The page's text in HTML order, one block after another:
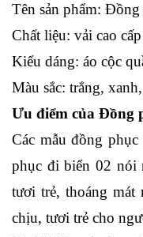
Tên sản phẩm:
Chất liệu: vải cao cấp
Kiểu dáng: áo cộc
Màu sắc: trắng,
Ưu điểm của Đồng
Các mẫu đồng
phục đi biển 02 nói
tươi trẻ, thoáng mát
chịu, tươi trẻ cho